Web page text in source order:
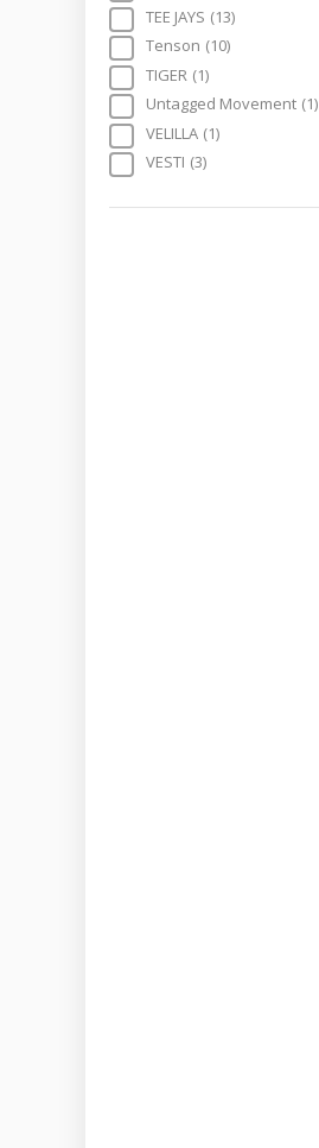
TEE JAYS (13)
Tenson (10)
TIGER (1)
Untagged Movement (1)
VELILLA (1)
VESTI (3)